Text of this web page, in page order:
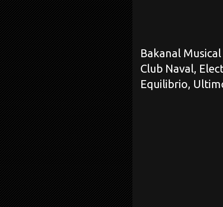
Bakanal
Club Naval,
Equilibrio,